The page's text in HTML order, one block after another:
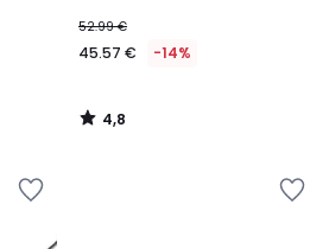
52.99 €
45.57 € -14%
4,8
/